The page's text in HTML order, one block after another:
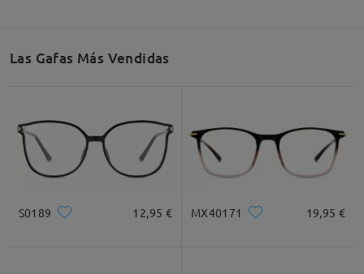
Las Gafas Más Vendidas
S0189 12,95 € MX40171 19,95 €